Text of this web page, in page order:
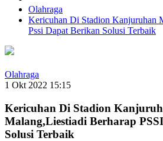
Olahraga
Kericuhan Di Stadion Kanjuruhan
Pssi Dapat Berikan Solusi Terbaik
Olahraga
1 Okt 2022 15:15
Kericuhan Di Stadion
Malang,Liestiadi Berharap
Solusi Terbaik